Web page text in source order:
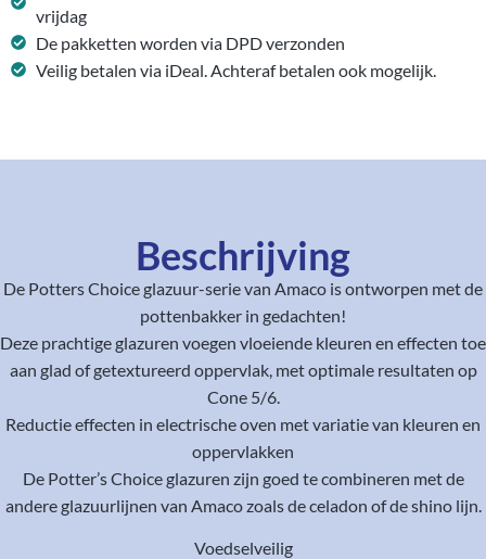
vrijdag
De pakketten worden via DPD verzonden
Veilig betalen via iDeal. Achteraf betalen ook mogelijk.
Beschrijving
De Potters Choice glazuur-serie van Amaco is ontworpen met de
pottenbakker in gedachten!
Deze prachtige glazuren voegen vloeiende kleuren en effecten toe
aan glad of getextureerd oppervlak, met optimale resultaten op
Cone 5/6.
Reductie effecten in electrische oven met variatie van kleuren en
oppervlakken
De Potter’s Choice glazuren zijn goed te combineren met de
andere glazuurlijnen van Amaco zoals de celadon of de shino lijn.
Voedselveilig